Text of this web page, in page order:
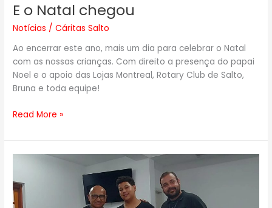
E o Natal chegou
Notícias /Cáritas Salto
Ao encerrar este ano, mais um dia para celebrar o Natal
com as nossas crianças. Com direito a presença do papai
Noel e o apoio das Lojas Montreal, Rotary Club de Salto,
Bruna e toda equipe!
Read More »
–
Progresso